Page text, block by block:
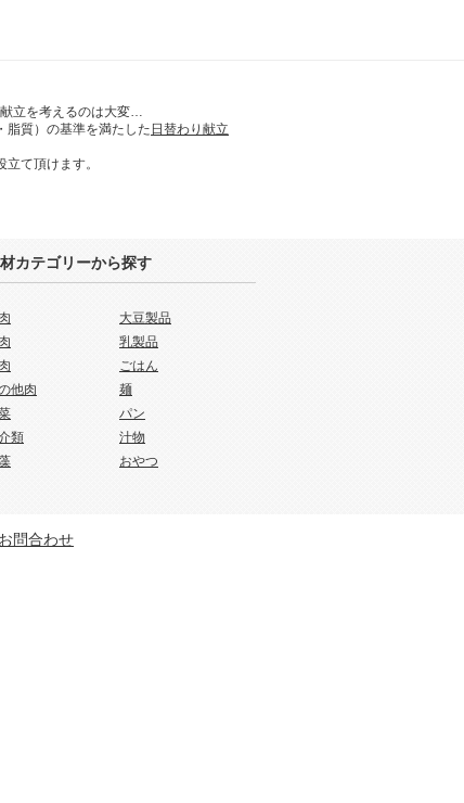
立を考えるのは大変…
脂質）の基準を満たした 日替わり献立
て頂けます。
カテゴリーから探す
他肉
類
大豆製品
乳製品
ごはん
麺
パン
汁物
おやつ
お問合わせ